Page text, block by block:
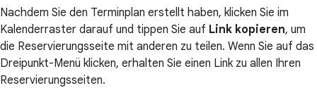
Nachdem Sie den Terminplan erstellt haben, klicken Sie im
Kalenderraster darauf und tippen Sie auf Link kopieren, um
die Reservierungsseite mit anderen zu teilen. Wenn Sie auf das
Dreipunkt-Menü klicken, erhalten Sie einen Link zu allen Ihren
Reservierungsseiten.